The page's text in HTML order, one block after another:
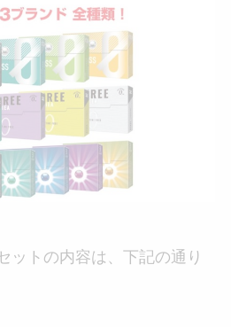
ットの内容は、下記の通り